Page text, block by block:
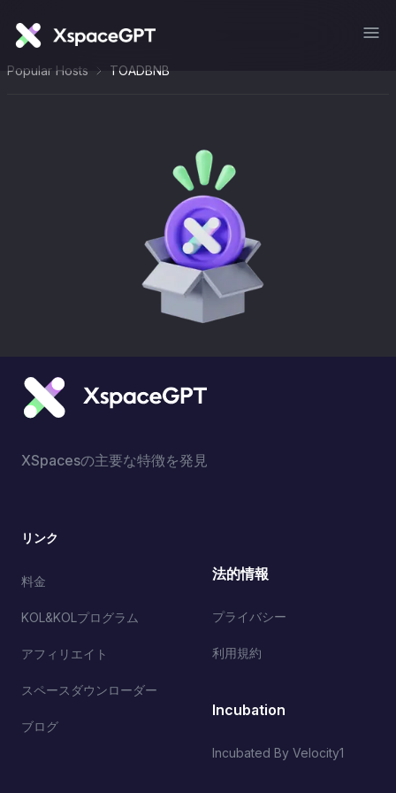
Popular Hosts TOADBNB
XSpacesの主要な特徴を発見
リンク
料金
KOL&KOLプログラム
アフィリエイト
スペースダウンローダー
ブログ
法的情報
プライバシー
利用規約
Incubation
Incubated By Velocity1